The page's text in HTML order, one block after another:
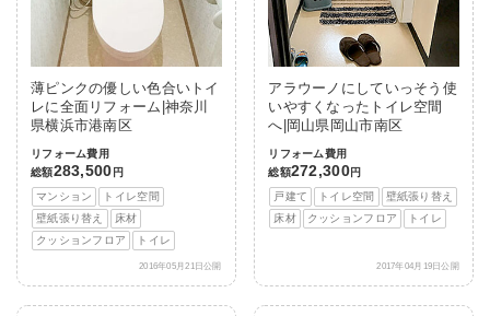
薄ピンクの優しい色合いトイ
レに全面リフォーム|神奈川
県横浜市港南区
リフォーム費用
総額283,500 円
マンション
トイレ空間
壁紙張り替え
床材
クッションフロア
トイレ
2016年05月21日公開
アラウーノにしていっそう使
いやすくなったトイレ空間
へ|岡山県岡山市南区
リフォーム費用
総額272,300円
戸建て
トイレ空間
壁紙張り替え
床材
クッションフロア トイレ
2017年04月19日公開